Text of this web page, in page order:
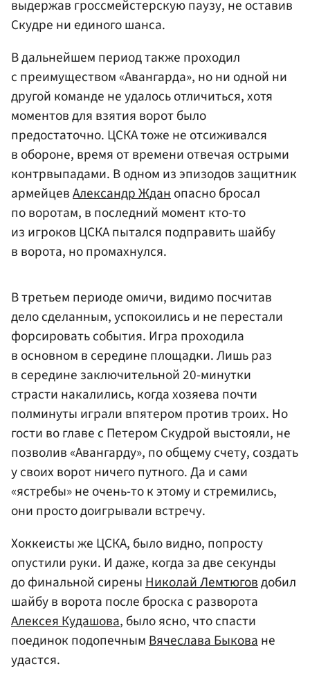
выдержав гроссмейстерскую паузу, не оставив
Скудре ни единого шанса.
В дальнейшем период также проходил
с преимуществом «Авангарда», но ни одной ни
другой команде не удалось отличиться, хотя
моментов для взятия ворот было
предостаточно. ЦСКА тоже не отсиживался
в обороне, время от времени отвечая острыми
контрвыпадами. В одном из эпизодов защитник
армейцевАлександр Жданопасно бросал
по воротам, в последний момент кто-то
из игроков ЦСКА пытался подправить шайбу
в ворота, но промахнулся.
В третьем периоде омичи, видимо посчитав
дело сделанным, успокоились и не перестали
форсировать события. Игра проходила
в основном в середине площадки. Лишь раз
в середине заключительной 20-минутки
страсти накалились, когда хозяева почти
полминуты играли впятером против троих. Но
гости во главе с Петером Скудрой выстояли, не
позволив «Авангарду», по общему счету, создать
у своих ворот ничего путного. Да и сами
«ястребы» не очень-то к этому и стремились,
они просто доигрывали встречу.
Хоккеисты же ЦСКА, было видно, попросту
опустили руки. И даже, когда за две секунды
до финальной сиреныНиколай Лемтюговдобил
шайбу в ворота после броска с разворота
Алексея Кудашова, было ясно, что спасти
поединок подопечнымВячеслава Быковане
удастся.